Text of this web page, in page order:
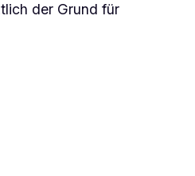
der Grund für